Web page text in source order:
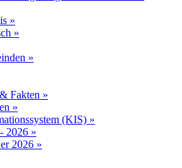
»
»
»
Fakten »
»
(KIS) »
2026 »
2026 »